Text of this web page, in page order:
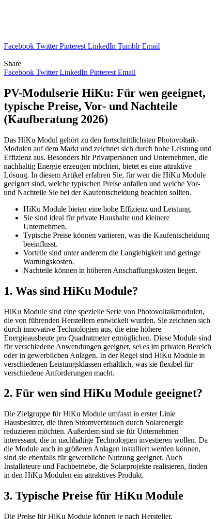
Facebook Twitter Pinterest LinkedIn Tumblr Email
Share
Facebook Twitter LinkedIn Pinterest Email
PV-Modulserie HiKu: Für wen geeignet,
typische Preise, Vor- und Nachteile
(Kaufberatung 2026)
Das HiKu Modul gehört zu den fortschrittlichsten Photovoltaik-
Modulen auf dem Markt und zeichnet sich durch hohe Leistung und
Effizienz aus. Besonders für Privatpersonen und Unternehmen, die
nachhaltig Energie erzeugen möchten, bietet es eine attraktive
Lösung. In diesem Artikel erfahren Sie, für wen die HiKu Module
geeignet sind, welche typischen Preise anfallen und welche Vor-
und Nachteile Sie bei der Kaufentscheidung beachten sollten.
HiKu Module bieten eine hohe Effizienz und Leistung.
Sie sind ideal für private Haushalte und kleinere
Unternehmen.
Typische Preise können variieren, was die Kaufentscheidung
beeinflusst.
Vorteile sind unter anderem die Langlebigkeit und geringe
Wartungskosten.
Nachteile können in höheren Anschaffungskosten liegen.
1. Was sind HiKu Module?
HiKu Module sind eine spezielle Serie von Photovoltaikmodulen,
die von führenden Herstellern entwickelt wurden. Sie zeichnen sich
durch innovative Technologien aus, die eine höhere
Energieausbeute pro Quadratmeter ermöglichen. Diese Module sind
für verschiedene Anwendungen geeignet, sei es im privaten Bereich
oder in gewerblichen Anlagen. In der Regel sind HiKu Module in
verschiedenen Leistungsklassen erhältlich, was sie flexibel für
verschiedene Anforderungen macht.
2. Für wen sind HiKu Module geeignet?
Die Zielgruppe für HiKu Module umfasst in erster Linie
Hausbesitzer, die ihren Stromverbrauch durch Solarenergie
reduzieren möchten. Außerdem sind sie für Unternehmen
interessant, die in nachhaltige Technologien investieren wollen. Da
die Module auch in größeren Anlagen installiert werden können,
sind sie ebenfalls für gewerbliche Nutzung geeignet. Auch
Installateure und Fachbetriebe, die Solarprojekte realisieren, finden
in den HiKu Modulen ein attraktives Produkt.
3. Typische Preise für HiKu Module
Die Preise für HiKu Module können je nach Hersteller,